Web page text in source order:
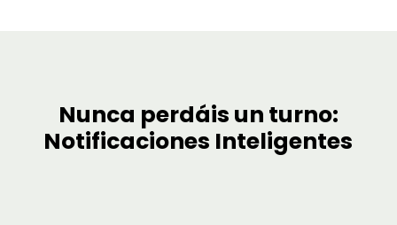
Nunca perdáis un turno:
Notificaciones Inteligentes